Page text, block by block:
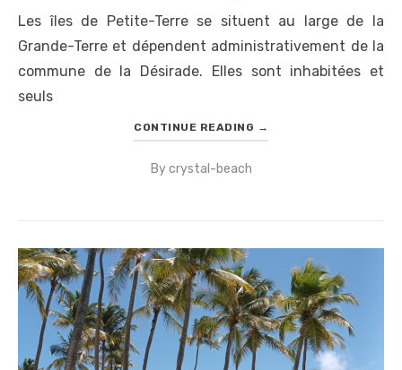
Les îles de Petite-Terre se situent au large de la
Grande-Terre et dépendent administrativement de la
commune de la Désirade. Elles sont inhabitées et
seuls
CONTINUE READING →
Bycrystal-beach